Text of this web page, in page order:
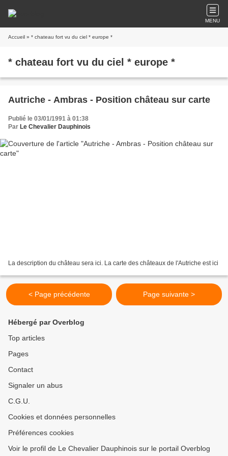
MENU
Accueil » * chateau fort vu du ciel * europe *
* chateau fort vu du ciel * europe *
Autriche - Ambras - Position château sur carte
Publié le 03/01/1991 à 01:38
Par Le Chevalier Dauphinois
La description du château sera ici. La carte des châteaux de l'Autriche est ici
< Page précédente Page suivante >
Hébergé par Overblog
Top articles
Pages
Contact
Signaler un abus
C.G.U.
Cookies et données personnelles
Préférences cookies
Voir le profil de Le Chevalier Dauphinois sur le portail Overblog